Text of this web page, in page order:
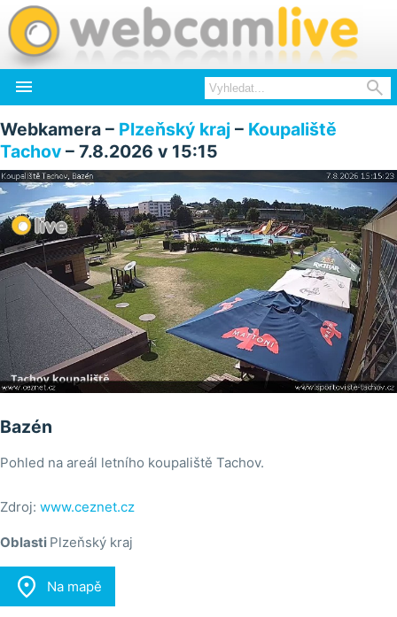
 
Webkamera – Plzeňský kraj – Koupaliště
Tachov – 7.8.2026 v 15:15
Bazén
Pohled na areál letního koupaliště Tachov.
Zdroj: www.ceznet.cz
Oblasti Plzeňský kraj
 Na mapě